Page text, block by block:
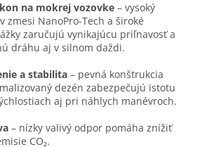
na mokrej vozovke – vysoký
zmesi NanoPro-Tech a široké
zaručujú vynikajúcu priľnavosť a
dráhu aj v silnom daždi.
a stabilita – pevná konštrukcia
dezén zabezpečujú istotu
aj pri náhlych manévroch.
– nízky valivý odpor pomáha znížiť
CO₂.